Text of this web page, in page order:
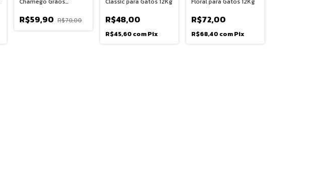
4Kg
R$59,90 R$70,00 R$48,00
R$45,60comPix
R$72,00
R$68,40comPix